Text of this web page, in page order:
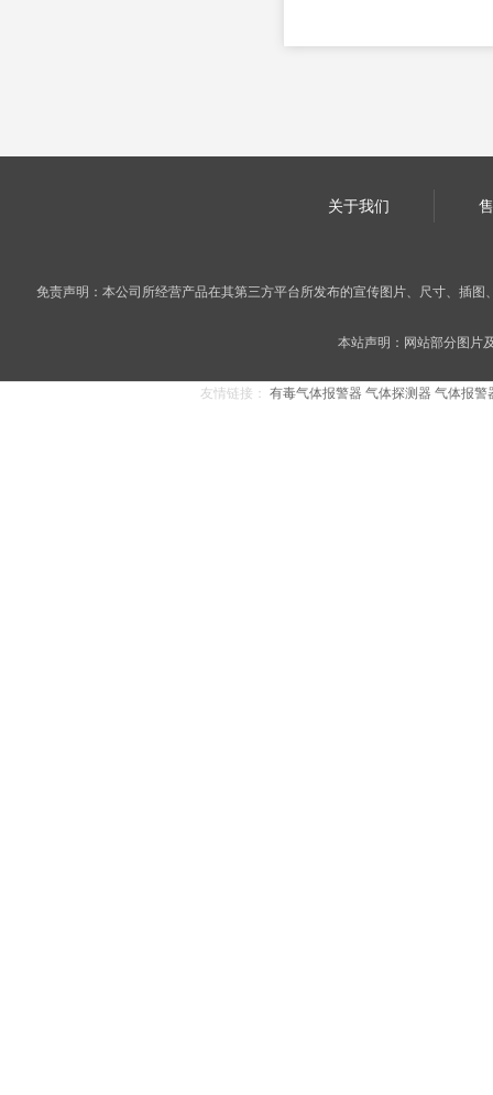
关于我们
免责声明：本公司所经营产品在其第三方平台所发布的宣传图片、尺寸、插
本站声明：网站部分图片
友情链接： 有毒气体报警器 气体探测器 气体报警